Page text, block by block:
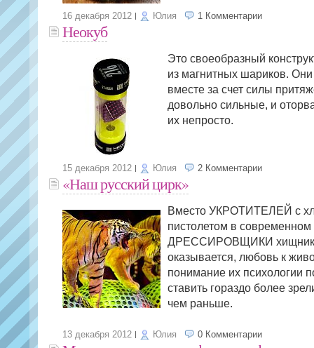
16 декабря 2012 Юлия 1 Комментарии
Неокуб
Это своеобразный
из магнитных шариков.
вместе за счет силы
довольно сильные, и
их непросто.
15 декабря 2012 Юлия 2 Комментарии
«Наш русский цирк»
Вместо УКРОТИТЕЛЕЙ с
пистолетом в
ДРЕССИРОВЩИКИ
оказывается, любовь к
понимание их психологии
ставить гораздо более
чем раньше.
13 декабря 2012 Юлия 0 Комментарии